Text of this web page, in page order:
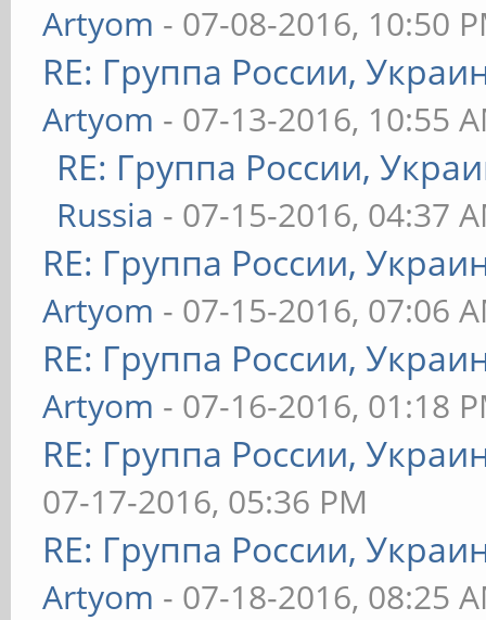
Artyom - 07-08-2016, 10:50
RE: Группа России,
Artyom - 07-13-2016, 10:55
RE: Группа России,
Russia - 07-15-2016, 04:37
RE: Группа России,
Artyom - 07-15-2016, 07:06
RE: Группа России,
Artyom - 07-16-2016, 01:18
RE: Группа России,
07-17-2016, 05:36 PM
RE: Группа России,
Artyom - 07-18-2016, 08:25